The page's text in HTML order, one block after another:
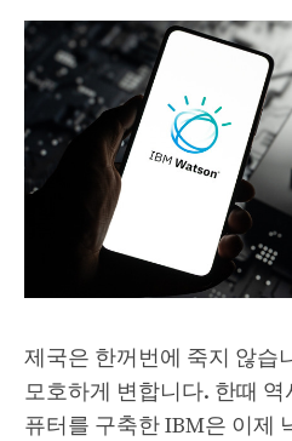
제국은 한꺼번에 죽지 않습
모호하게 변합니다. 한때
퓨터를 구축한 IBM은 이제